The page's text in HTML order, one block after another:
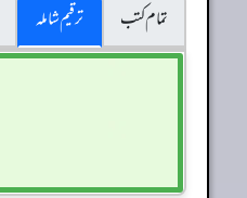
تمام کتب
ترقیم شاملہ